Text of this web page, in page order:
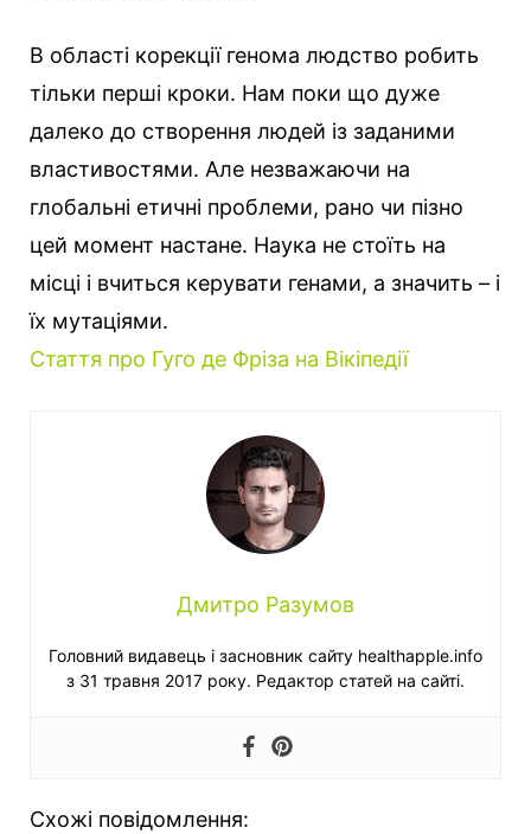
В області корекції генома людство робить
тільки перші кроки. Нам поки що дуже
далеко до створення людей із заданими
властивостями. Але незважаючи на
глобальні етичні проблеми, рано чи пізно
цей момент настане. Наука не стоїть на
місці і вчиться керувати генами, а значить – і
їх мутаціями.
Стаття про Гуго де Фріза на Вікіпедії
Дмитро Разумов
Головний видавець і засновник сайту healthapple.info
з 31 травня 2017 року. Редактор статей на сайті.
Схожі повідомлення: